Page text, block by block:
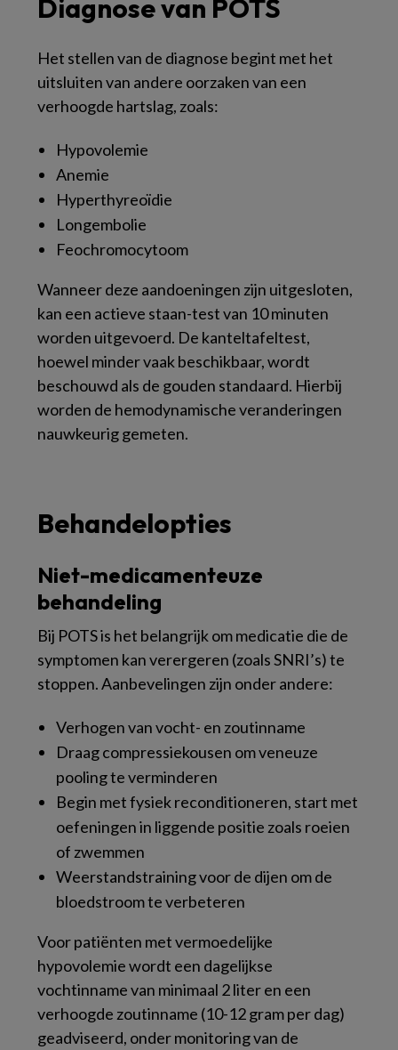
Diagnose van POTS
Het stellen van de diagnose begint met het
uitsluiten van andere oorzaken van een
verhoogde hartslag, zoals:
Hypovolemie
Anemie
Hyperthyreoïdie
Longembolie
Feochromocytoom
Wanneer deze aandoeningen zijn uitgesloten,
kan een actieve staan-test van 10 minuten
worden uitgevoerd. De kanteltafeltest,
hoewel minder vaak beschikbaar, wordt
beschouwd als de gouden standaard. Hierbij
worden de hemodynamische veranderingen
nauwkeurig gemeten.
Behandelopties
Niet-medicamenteuze
behandeling
Bij POTS is het belangrijk om medicatie die de
symptomen kan verergeren (zoals SNRI’s) te
stoppen. Aanbevelingen zijn onder andere:
Verhogen van vocht- en zoutinname
Draag compressiekousen om veneuze
pooling te verminderen
Begin met fysiek reconditioneren, start met
oefeningen in liggende positie zoals roeien
of zwemmen
Weerstandstraining voor de dijen om de
bloedstroom te verbeteren
Voor patiënten met vermoedelijke
hypovolemie wordt een dagelijkse
vochtinname van minimaal 2 liter en een
verhoogde zoutinname (10-12 gram per dag)
geadviseerd, onder monitoring van de